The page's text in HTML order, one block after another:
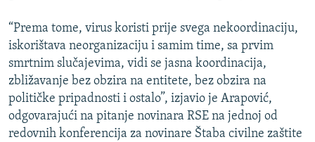
“Prema tome, virus koristi prije svega nekoordinaciju,
iskorištava neorganizaciju i samim time, sa prvim
smrtnim slučajevima, vidi se jasna koordinacija,
zbližavanje bez obzira na entitete, bez obzira na
političke pripadnosti i ostalo”, izjavio je Arapović,
odgovarajući na pitanje novinara RSE na jednoj od
redovnih konferencija za novinare Štaba civilne zaštite